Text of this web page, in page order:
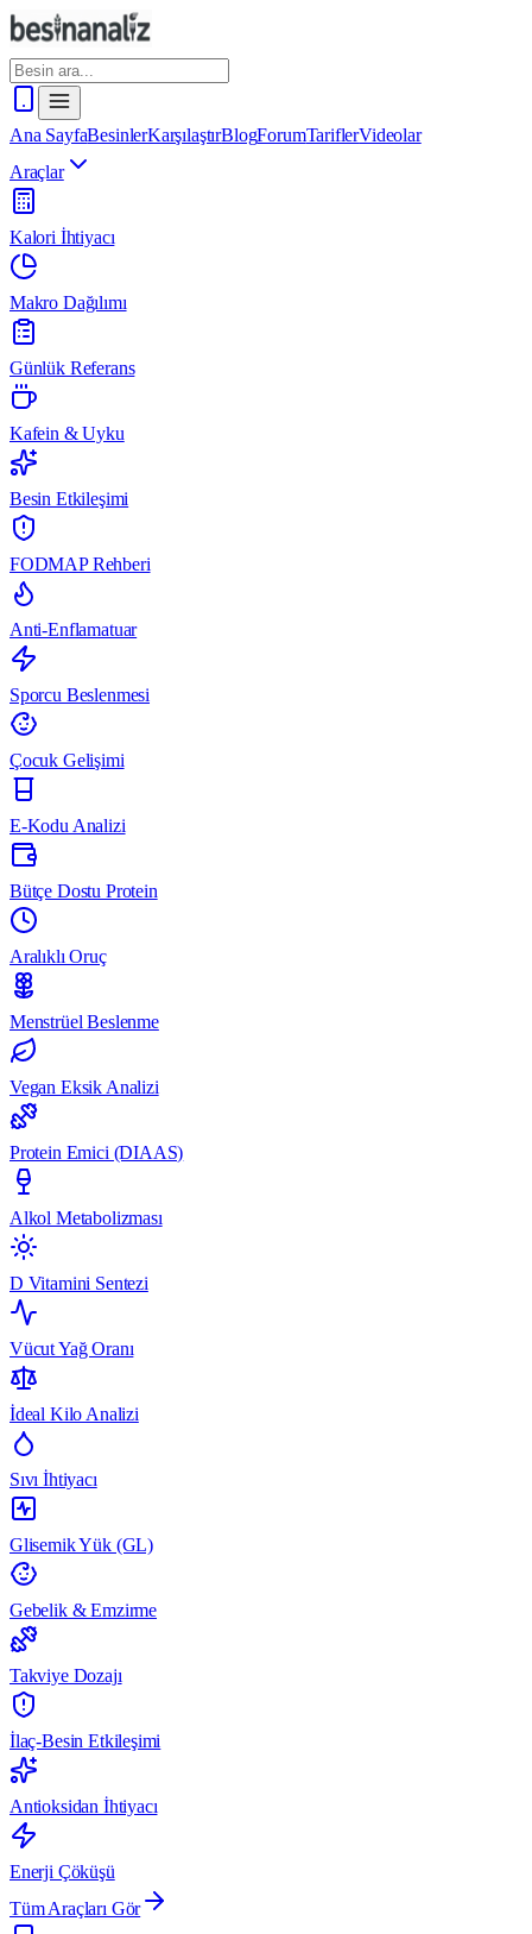
Ana SayfaBesinlerKarşılaştırBlogForumTariflerVideolar
Araçlar
Kalori İhtiyacı
Makro Dağılımı
Günlük Referans
Kafein & Uyku
Besin Etkileşimi
FODMAP Rehberi
Anti-Enflamatuar
Sporcu Beslenmesi
Çocuk Gelişimi
E-Kodu Analizi
Bütçe Dostu Protein
Aralıklı Oruç
Menstrüel Beslenme
Vegan Eksik Analizi
Protein Emici (DIAAS)
Alkol Metabolizması
D Vitamini Sentezi
Vücut Yağ Oranı
İdeal Kilo Analizi
Sıvı İhtiyacı
Glisemik Yük (GL)
Gebelik & Emzirme
Takviye Dozajı
İlaç-Besin Etkileşimi
Antioksidan İhtiyacı
Enerji Çöküşü
Tüm Araçları Gör